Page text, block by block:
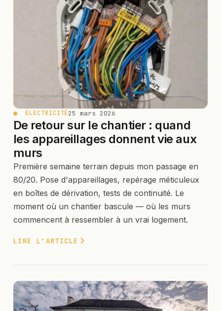
ÉLECTRICITÉ25 mars 2026
De retour sur le chantier : quand
les appareillages donnent vie aux
murs
Première semaine terrain depuis mon passage en
80/20. Pose d'appareillages, repérage méticuleux
en boîtes de dérivation, tests de continuité. Le
moment où un chantier bascule — où les murs
commencent à ressembler à un vrai logement.
LIRE L'ARTICLE